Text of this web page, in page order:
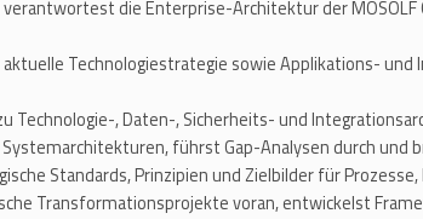
die Enterprise-Architektur der
Technologiestrategie sowie Applikations-
Technologie-, Daten-, Sicherheits- und
führst Gap-Analysen durch und
Standards, Prinzipien und Zielbilder für
Transformationsprojekte voran, entwickelst